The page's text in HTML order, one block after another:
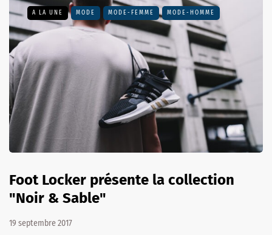
A LA UNE MODE MODE-FEMME MODE-HOMME
Foot Locker présente la collection
"Noir & Sable"
19 septembre 2017